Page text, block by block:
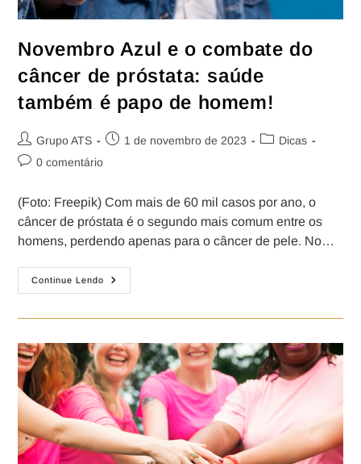
Novembro Azul e o combate do
câncer de próstata: saúde
também é papo de homem!
Grupo ATS 1 de novembro de 2023
Dicas
0 comentário
(Foto: Freepik) Com mais de 60 mil casos por ano, o
câncer de próstata é o segundo mais comum entre os
homens, perdendo apenas para o câncer de pele. No…
Continue Lendo